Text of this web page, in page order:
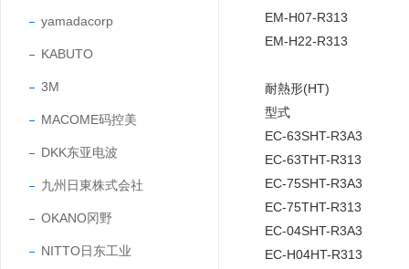
yamadacorp
KABUTO
3M
MACOME码控美
DKK东亚电波
九州日東株式会社
OKANO冈野
NITTO日东工业
EM-H07-R313
EM-H22-R313
耐熱形(HT)
型式
EC-63SHT-R3A3
EC-63THT-R313
EC-75SHT-R3A3
EC-75THT-R313
EC-04SHT-R3A3
EC-H04HT-R313